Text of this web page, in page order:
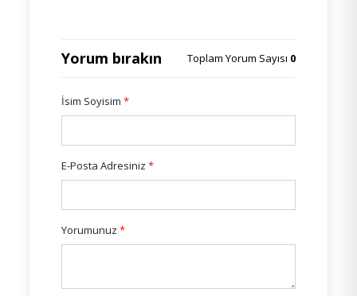
Yorum bırakın Toplam Yorum Sayısı 0
İsim Soyisim *
E-Posta Adresiniz *
Yorumunuz *